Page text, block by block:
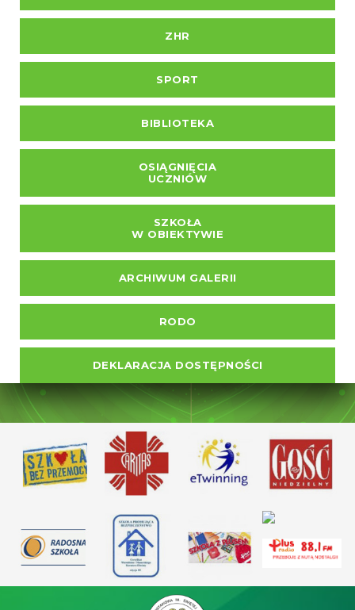
ZHR
SPORT
BIBLIOTEKA
OSIĄGNIĘCIA
UCZNIÓW
SZKOŁA
W OBIEKTYWIE
ARCHIWUM GALERII
RODO
DEKLARACJA DOSTĘPNOŚCI